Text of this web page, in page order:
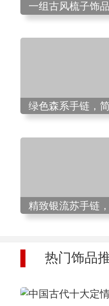
一组古风梳子饰
绿色森系手链，
精致银流苏手链
热门饰品